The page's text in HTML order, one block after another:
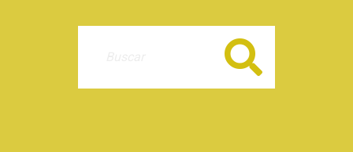
Buscar